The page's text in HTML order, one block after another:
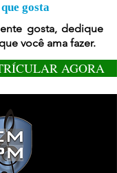
gosta
gosta, dedique
você ama fazer.
AGORA